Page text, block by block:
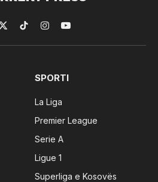
X
(Twitter)
TikTokInstagramYouTube
SPORTI
La Liga
Premier League
Serie A
Ligue 1
Superliga e Kosovës